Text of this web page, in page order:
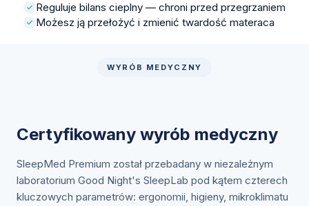
Reguluje bilans cieplny — chroni przed przegrzaniem
Możesz ją przełożyć i zmienić twardość materaca
WYRÓB MEDYCZNY
Certyfikowany wyrób medyczny
SleepMed Premium został przebadany w niezależnym
laboratorium Good Night's SleepLab pod kątem czterech
kluczowych parametrów: ergonomii, higieny, mikroklimatu